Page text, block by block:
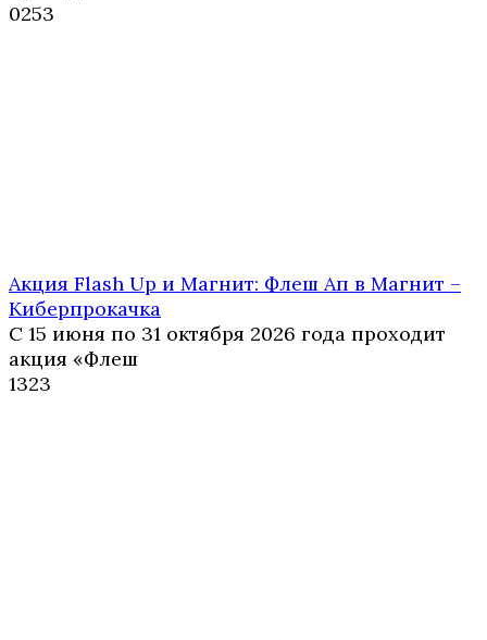
0253
Акция Flash Up и Магнит: Флеш Ап в Магнит –
Киберпрокачка
С 15 июня по 31 октября 2026 года проходит
акция «Флеш
1323